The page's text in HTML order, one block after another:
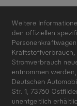
Weitere
den offiziellen
Kraftstoffverbrauch,
Stromverbrauch
entnommen
Deutschen
Str. 1, 73760
unentgeltlich